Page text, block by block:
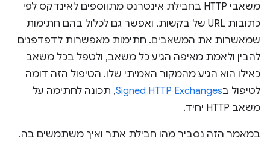
משאבי HTTP בחבילת אינטרנט מתווספים לאינדקס לפי
כתובות URL של בקשות, ואפשר גם לכלול בהם חתימות
שמאשרות את המשאבים. חתימות מאפשרות לדפדפנים
להבין ולאמת מאיפה הגיע כל משאב, ולטפל בכל משאב
כאילו הוא הגיע מהמקור האמיתי שלו. הטיפול הזה דומה
לטיפול בSigned HTTP Exchanges, תכונה לחתימה על
משאב HTTP יחיד.
במאמר הזה נסביר מהו חבילת אתר ואיך משתמשים בה.